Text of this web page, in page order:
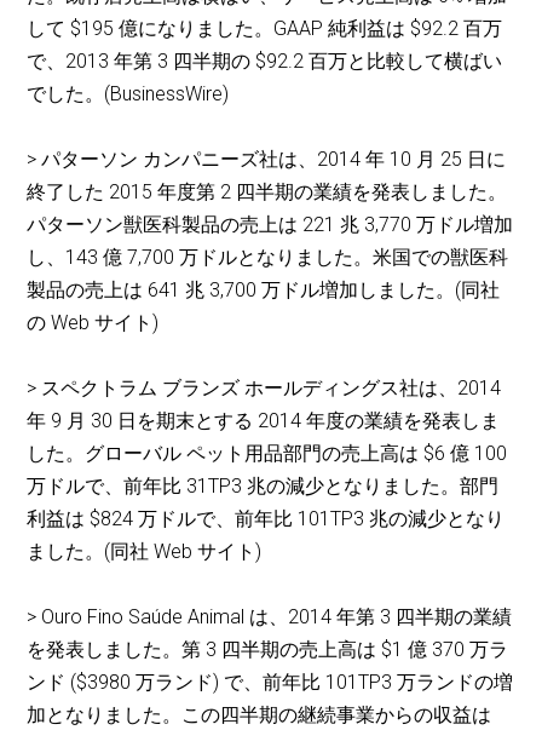
して $195 億になりました。GAAP 純利益は $92.2 百万
で、2013 年第 3 四半期の $92.2 百万と比較して横ばい
でした。(BusinessWire)
> パターソン カンパニーズ社は、2014 年 10 月 25 日に
終了した 2015 年度第 2 四半期の業績を発表しました。
パターソン獣医科製品の売上は 221 兆 3,770 万ドル増加
し、143 億 7,700 万ドルとなりました。米国での獣医科
製品の売上は 641 兆 3,700 万ドル増加しました。(同社
の Web サイト)
> スペクトラム ブランズ ホールディングス社は、2014
年 9 月 30 日を期末とする 2014 年度の業績を発表しま
した。グローバル ペット用品部門の売上高は $6 億 100
万ドルで、前年比 31TP3 兆の減少となりました。部門
利益は $824 万ドルで、前年比 101TP3 兆の減少となり
ました。(同社 Web サイト)
> Ouro Fino Saúde Animal は、2014 年第 3 四半期の業績
を発表しました。第 3 四半期の売上高は $1 億 370 万ラ
ンド ($3980 万ランド) で、前年比 101TP3 万ランドの増
加となりました。この四半期の継続事業からの収益は